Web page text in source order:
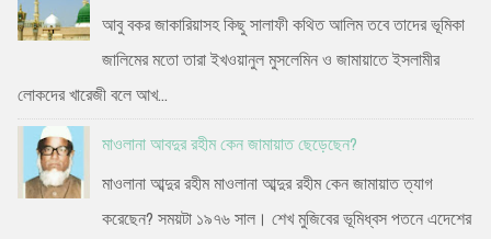
আবু বকর জাকারিয়াসহ কিছু সালাফী কথিত আলিম তবে তাদের ভূমিকা
জালিমের মতো তারা ইখওয়ানুল মুসলেমিন ও জামায়াতে ইসলামীর
লোকদের খারেজী বলে আখ...
মাওলানা আবদুর রহীম কেন জামায়াত ছেড়েছেন?
মাওলানা আব্দুর রহীম মাওলানা আব্দুর রহীম কেন জামায়াত ত্যাগ
করেছেন? সময়টা ১৯৭৬ সাল। শেখ মুজিবের ভূমিধ্বস পতনে এদেশের